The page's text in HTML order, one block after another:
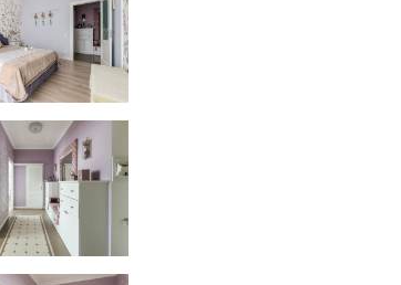
Филёвскойквартира на Большой Филёвской